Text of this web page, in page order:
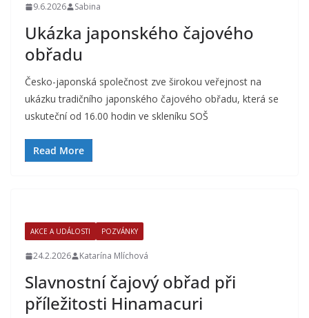
9.6.2026 Sabina
Ukázka japonského čajového
obřadu
Česko-japonská společnost zve širokou veřejnost na
ukázku tradičního japonského čajového obřadu, která se
uskuteční od 16.00 hodin ve skleníku SOŠ
Read More
AKCE A UDÁLOSTI POZVÁNKY
24.2.2026 Katarína Mlíchová
Slavnostní čajový obřad při
příležitosti Hinamacuri